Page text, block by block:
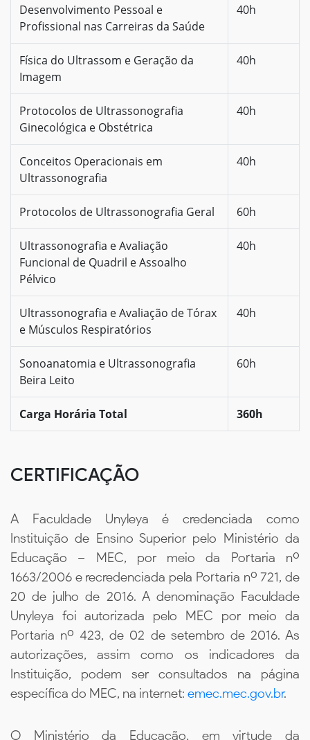
Desenvolvimento Pessoal e
Profissional nas Carreiras da Saúde
40h
Física do Ultrassom e Geração da
Imagem
40h
Protocolos de Ultrassonografia
Ginecológica e Obstétrica
40h
Conceitos Operacionais em
Ultrassonografia
40h
Protocolos de Ultrassonografia Geral 60h
Ultrassonografia e Avaliação
Funcional de Quadril e Assoalho
Pélvico
40h
Ultrassonografia e Avaliação de Tórax
e Músculos Respiratórios
40h
Sonoanatomia e Ultrassonografia
Beira Leito
60h
Carga Horária Total 360h
CERTIFICAÇÃO
A Faculdade Unyleya é credenciada como
Instituição de Ensino Superior pelo Ministério da
Educação – MEC, por meio da Portaria nº
1663/2006 e recredenciada pela Portaria nº 721, de
20 de julho de 2016. A denominação Faculdade
Unyleya foi autorizada pelo MEC por meio da
Portaria nº 423, de 02 de setembro de 2016. As
autorizações, assim como os indicadores da
Instituição, podem ser consultados na página
específica do MEC, na internet: emec.mec.gov.br.
O Ministério da Educação, em virtude da